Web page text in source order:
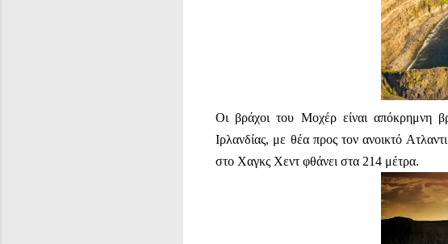
Οι βράχοι του Μοχέρ είναι απόκρημνη
Ιρλανδίας, με θέα προς τον ανοικτό
στο Χαγκς Χεντ φθάνει στα 214 μέτρα.